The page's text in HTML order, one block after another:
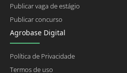
Publicar vaga de estágio
Publicar concurso
Agrobase Digital
Política de Privacidade
Termos de uso